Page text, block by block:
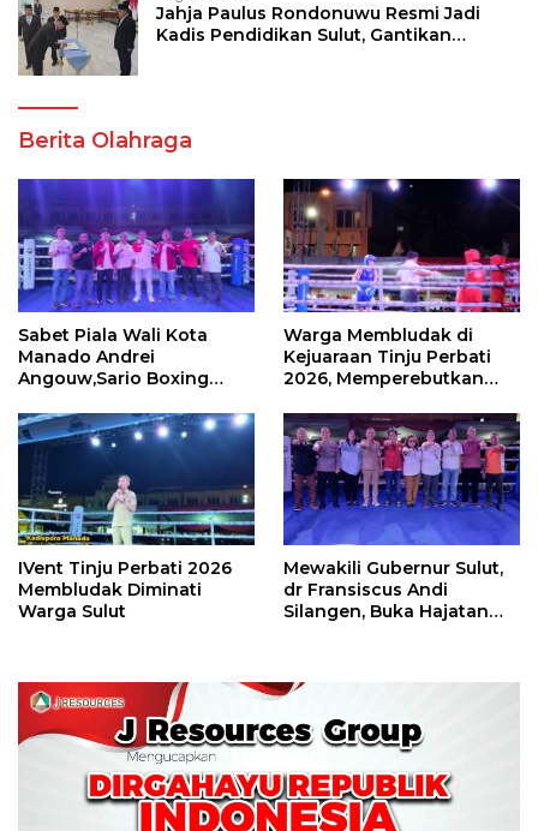
Jahja Paulus Rondonuwu Resmi Jadi
Kadis Pendidikan Sulut, Gantikan
Berita Olahraga
Sabet Piala Wali Kota
Manado Andrei
Angouw,Sario Boxing
Perbati 2026
Warga Membludak di
Kejuaraan Tinju Perbati
2026, Memperebutkan
IVent Tinju Perbati 2026
Membludak Diminati
Warga Sulut
Mewakili Gubernur Sulut,
dr Fransiscus Andi
Silangen, Buka Hajatan